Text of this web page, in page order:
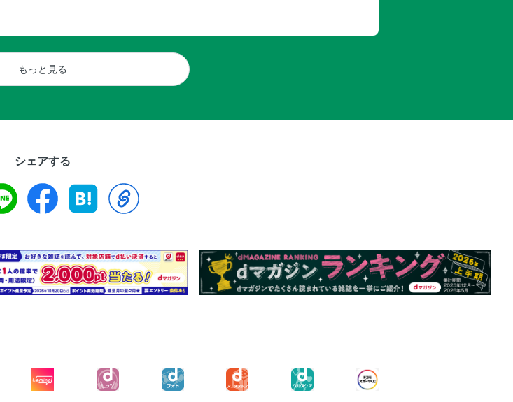
もっと見る
シェアする